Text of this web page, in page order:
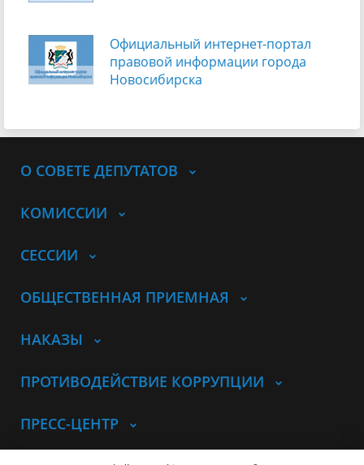
Официальный интернет-портал
правовой информации города
Новосибирска
О СОВЕТЕ ДЕПУТАТОВ
КОМИССИИ
СЕССИИ
ОБЩЕСТВЕННАЯ ПРИЕМНАЯ
НАКАЗЫ
ПРОТИВОДЕЙСТВИЕ КОРРУПЦИИ
ПРЕСС-ЦЕНТР